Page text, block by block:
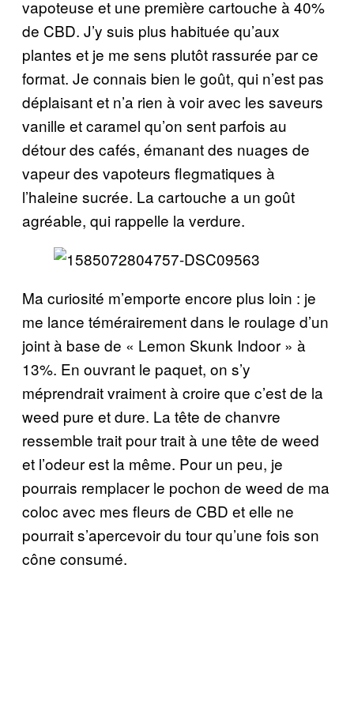
vapoteuse et une première cartouche à 40%
de CBD. J’y suis plus habituée qu’aux
plantes et je me sens plutôt rassurée par ce
format. Je connais bien le goût, qui n’est pas
déplaisant et n’a rien à voir avec les saveurs
vanille et caramel qu’on sent parfois au
détour des cafés, émanant des nuages de
vapeur des vapoteurs flegmatiques à
l’haleine sucrée. La cartouche a un goût
agréable, qui rappelle la verdure.
Ma curiosité m’emporte encore plus loin : je
me lance témérairement dans le roulage d’un
joint à base de « Lemon Skunk Indoor » à
13%. En ouvrant le paquet, on s’y
méprendrait vraiment à croire que c’est de la
weed pure et dure. La tête de chanvre
ressemble trait pour trait à une tête de weed
et l’odeur est la même. Pour un peu, je
pourrais remplacer le pochon de weed de ma
coloc avec mes fleurs de CBD et elle ne
pourrait s’apercevoir du tour qu’une fois son
cône consumé.